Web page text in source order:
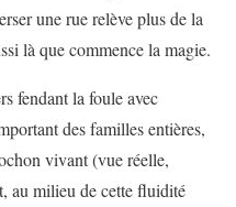
une rue relève plus de la
là que commence la magie.
fendant la foule avec
des familles entières,
vivant (vue réelle,
au milieu de cette fluidité